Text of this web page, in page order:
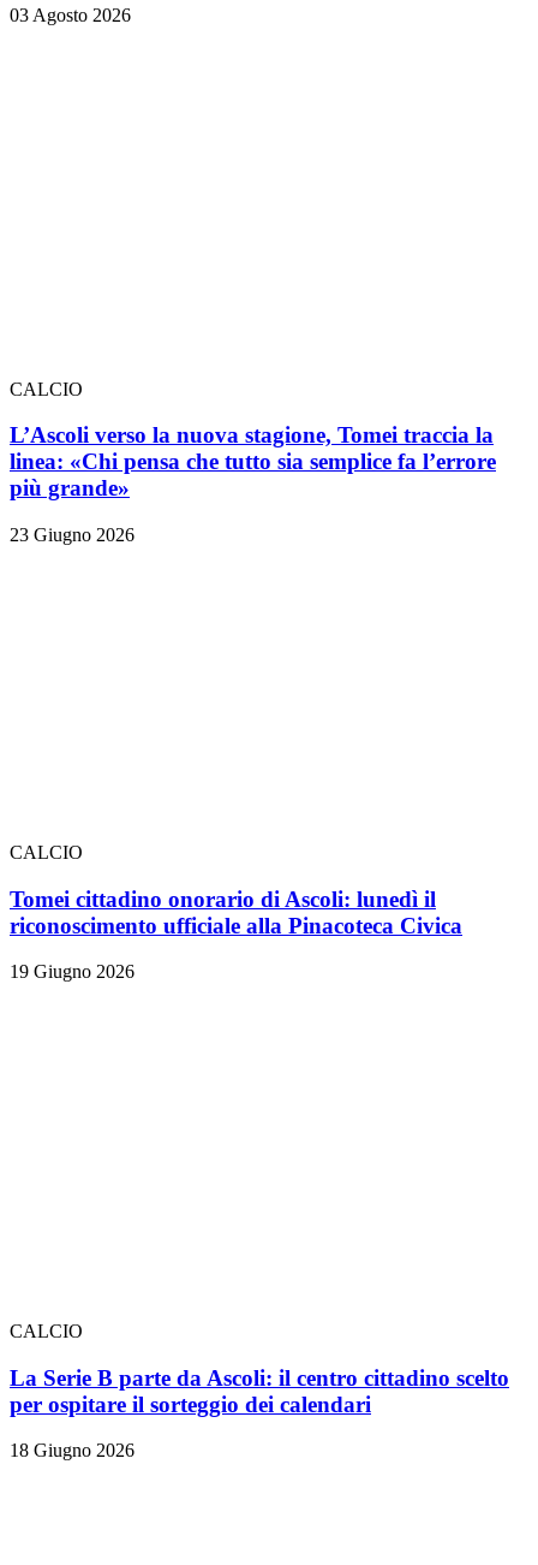
03 Agosto 2026
CALCIO
L’Ascoli verso la nuova stagione, Tomei traccia la
linea: «Chi pensa che tutto sia semplice fa l’errore
più grande»
23 Giugno 2026
CALCIO
Tomei cittadino onorario di Ascoli: lunedì il
riconoscimento ufficiale alla Pinacoteca Civica
19 Giugno 2026
CALCIO
La Serie B parte da Ascoli: il centro cittadino scelto
per ospitare il sorteggio dei calendari
18 Giugno 2026